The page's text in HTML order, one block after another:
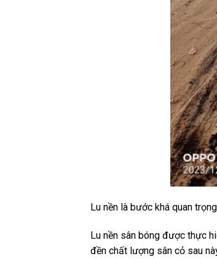
Lu nền là bước khá quan
Lu nền sân bóng được thực
đền chất lượng sân cỏ sau